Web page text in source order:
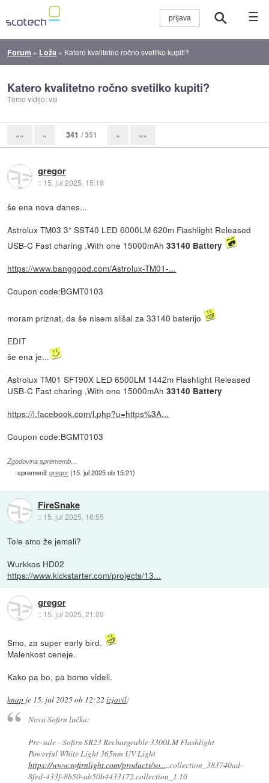
☰
Forum » Loža » Katero kvalitetno ročno svetilko kupiti?
Katero kvalitetno ročno svetilko kupiti?
Temo vidijo: vsi
«« « 341 / 351 » »»
gregor
:: 15. jul 2025, 15:18
še ena nova danes...
Astrolux TM03 3* SST40 LED 6000LM 620m Flashlight Released
USB-C Fast charing ,With one 15000mAh33140 Battery
https://www.banggood.com/Astrolux-TM01-...
Coupon code:BGMT0103
moram priznat, da še nisem slišal za 33140 baterijo
EDIT
še ena je...
Astrolux TM01 SFT90X LED 6500LM 1442m Flashlight Released
USB-C Fast charing ,With one 15000mAh33140 Battery
https://l.facebook.com/l.php?u=https%3A...
Coupon code:BGMT0103
Zgodovina sprememb…
spremenil:gregor(15. jul 2025 ob 15:21)
FireSnake
:: 15. jul 2025, 16:55
Tole smo že jemali?
Wurkkos HD02
https://www.kickstarter.com/projects/13...
gregor
:: 15. jul 2025, 21:09
Smo, za super early bird.
Malenkost ceneje.
Kako pa bo, pa bomo videli.
knap je 15. jul 2025 ob 12:22 izjavil:
Nova Sofirn lučka:
Pre-sale - Sofirn SR23 Rechargeable 3300LM Flashlight
Powerful White Light 365nm UV Light
https://www.sofirnlight.com/products/so.....collection_383740ad-
8fed-433f-8b50-ab50b4433172.collection_1.10